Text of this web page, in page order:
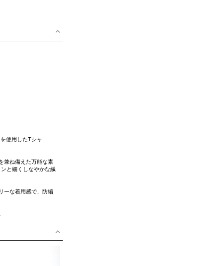
使用したTシャ
兼ね備えた万能な素
と細くしなやかな繊
ーな着用感で、防縮